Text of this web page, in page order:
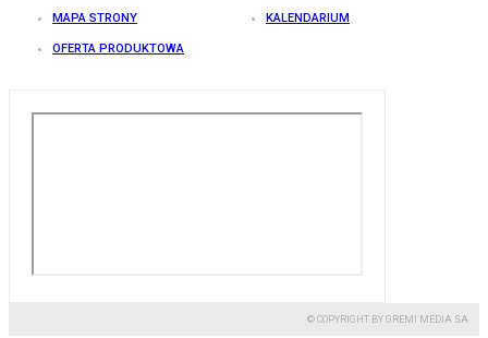
MAPA STRONY KALENDARIUM
OFERTA PRODUKTOWA
© COPYRIGHT BY GREMI MEDIA SA